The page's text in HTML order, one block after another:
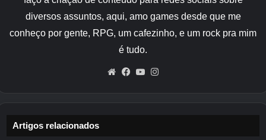
diversos assuntos, aqui, amo games desde que me
conheço por gente, RPG, um cafezinho, e um rock pra mim
é tudo.
WebsiteFacebook
YouTube
Artigos relacionados